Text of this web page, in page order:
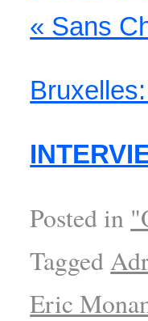
« Sans
Posted in
Tagged
Eric